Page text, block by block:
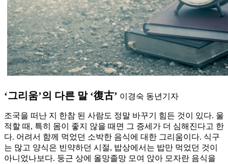
‘그리움’의 다른 말 ‘復古’ 이경숙 동년기자
조국을 떠난 지 한참 된 사람도 정말 바꾸기 힘든 것이 있다. 울
적할 때, 특히 몸이 좋지 않을 때면 그 증세가 더 심해진다고 한
다. 어려서 함께 먹었던 소박한 음식에 대한 그리움이다. 식구
는 많고 양식은 빈약하던 시절, 밥상에서는 밥만 먹었던 것이
아니었나보다. 둥근 상에 올망졸망 모여 앉아 모자란 음식을